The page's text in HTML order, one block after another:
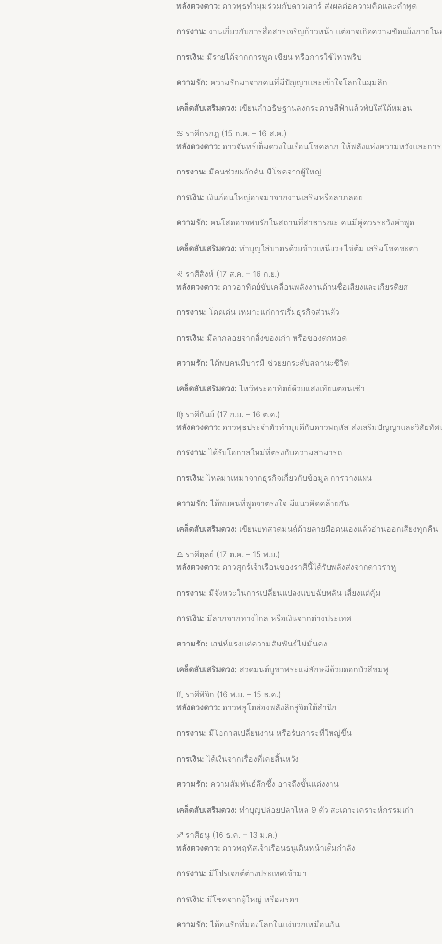
พลังดวงดาว: ดาวพุธทำมุมร่วมกับดาวเสาร์ ส่งผลต่อความคิดและคำพูด
การงาน: งานเกี่ยวกับการสื่อสารเจริญก้าวหน้า แต่อาจเกิดความขัดแย้งภายใน
การเงิน: มีรายได้จากการพูด เขียน หรือการใช้ไหวพริบ
ความรัก: ความรักมาจากคนที่มีปัญญาและเข้าใจโลกในมุมลึก
เคล็ดลับเสริมดวง: เขียนคำอธิษฐานลงกระดาษสีฟ้าแล้วพับใส่ใต้หมอน
♋ ราศีกรกฎ (15 ก.ค. – 16 ส.ค.)
พลังดวงดาว: ดาวจันทร์เต็มดวงในเรือนโชคลาภ ให้พลังแห่งความหวังและกา
การงาน: มีคนช่วยผลักดัน มีโชคจากผู้ใหญ่
การเงิน: เงินก้อนใหญ่อาจมาจากงานเสริมหรือลาภลอย
ความรัก: คนโสดอาจพบรักในสถานที่สาธารณะ คนมีคู่ควรระวังคำพูด
เคล็ดลับเสริมดวง: ทำบุญใส่บาตรด้วยข้าวเหนียว+ไข่ต้ม เสริมโชคชะตา
♌ ราศีสิงห์ (17 ส.ค. – 16 ก.ย.)
พลังดวงดาว: ดาวอาทิตย์ขับเคลื่อนพลังงานด้านชื่อเสียงและเกียรติยศ
การงาน: โดดเด่น เหมาะแก่การเริ่มธุรกิจส่วนตัว
การเงิน: มีลาภลอยจากสิ่งของเก่า หรือของตกทอด
ความรัก: ได้พบคนมีบารมี ช่วยยกระดับสถานะชีวิต
เคล็ดลับเสริมดวง: ไหว้พระอาทิตย์ด้วยแสงเทียนตอนเช้า
♍ ราศีกันย์ (17 ก.ย. – 16 ต.ค.)
พลังดวงดาว: ดาวพุธประจำตัวทำมุมดีกับดาวพฤหัส ส่งเสริมปัญญาและวิสัยทัศ
การงาน: ได้รับโอกาสใหม่ที่ตรงกับความสามารถ
การเงิน: ไหลมาเทมาจากธุรกิจเกี่ยวกับข้อมูล การวางแผน
ความรัก: ได้พบคนที่พูดจาตรงใจ มีแนวคิดคล้ายกัน
เคล็ดลับเสริมดวง: เขียนบทสวดมนต์ด้วยลายมือตนเองแล้วอ่านออกเสียงทุกคืน
♎ ราศีตุลย์ (17 ต.ค. – 15 พ.ย.)
พลังดวงดาว: ดาวศุกร์เจ้าเรือนของราศีนี้ได้รับพลังส่งจากดาวราหู
การงาน: มีจังหวะในการเปลี่ยนแปลงแบบฉับพลัน เสี่ยงแต่คุ้ม
การเงิน: มีลาภจากทางไกล หรือเงินจากต่างประเทศ
ความรัก: เสน่ห์แรงแต่ความสัมพันธ์ไม่มั่นคง
เคล็ดลับเสริมดวง: สวดมนต์บูชาพระแม่ลักษมีด้วยดอกบัวสีชมพู
♏ ราศีพิจิก (16 พ.ย. – 15 ธ.ค.)
พลังดวงดาว: ดาวพลูโตส่องพลังลึกสู่จิตใต้สำนึก
การงาน: มีโอกาสเปลี่ยนงาน หรือรับภาระที่ใหญ่ขึ้น
การเงิน: ได้เงินจากเรื่องที่เคยสิ้นหวัง
ความรัก: ความสัมพันธ์ลึกซึ้ง อาจถึงขั้นแต่งงาน
เคล็ดลับเสริมดวง: ทำบุญปล่อยปลาไหล 9 ตัว สะเดาะเคราะห์กรรมเก่า
♐ ราศีธนู (16 ธ.ค. – 13 ม.ค.)
พลังดวงดาว: ดาวพฤหัสเจ้าเรือนธนูเดินหน้าเต็มกำลัง
การงาน: มีโปรเจกต์ต่างประเทศเข้ามา
การเงิน: มีโชคจากผู้ใหญ่ หรือมรดก
ความรัก: ได้คนรักที่มองโลกในแง่บวกเหมือนกัน